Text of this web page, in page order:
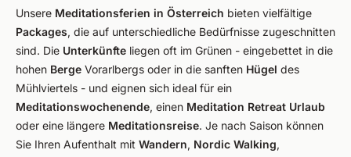
Unsere Meditationsferien in Österreich bieten vielfältige
Packages, die auf unterschiedliche Bedürfnisse zugeschnitten
sind. Die Unterkünfte liegen oft im Grünen - eingebettet in die
hohen Berge Vorarlbergs oder in die sanften Hügel des
Mühlviertels - und eignen sich ideal für ein
Meditationswochenende, einen Meditation Retreat Urlaub
oder eine längere Meditationsreise. Je nach Saison können
Sie Ihren Aufenthalt mit Wandern, Nordic Walking,